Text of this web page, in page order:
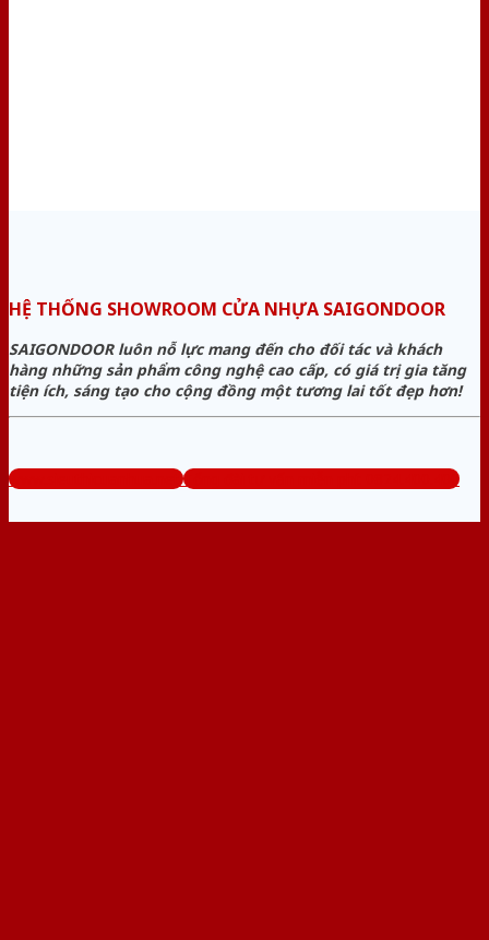
HỆ THỐNG SHOWROOM CỬA NHỰA SAIGONDOOR
SAIGONDOOR luôn nỗ lực mang đến cho đối tác và khách
hàng những sản phẩm công nghệ cao cấp, có giá trị gia tăng
tiện ích, sáng tạo cho cộng đồng một tương lai tốt đẹp hơn!
www.sieuthicuanhua.net Tổng đài tư vấn miễn phí: 0824.400.400